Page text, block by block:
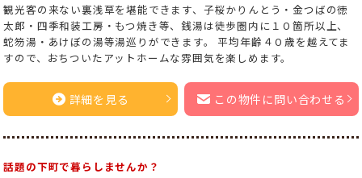
観光客の来ない裏浅草を堪能できます、子桜かりんとう・金つばの徳
太郎・四季和装工房・もつ焼き等、銭湯は徒歩圏内に１０箇所以上、
蛇笏湯・あけぼの湯等湯巡りができます。 平均年齢４０歳を越えてま
すので、おちついたアットホームな雰囲気を楽しめます。
詳細を見る この物件に問い合わせる
話題の下町で暮らしませんか？